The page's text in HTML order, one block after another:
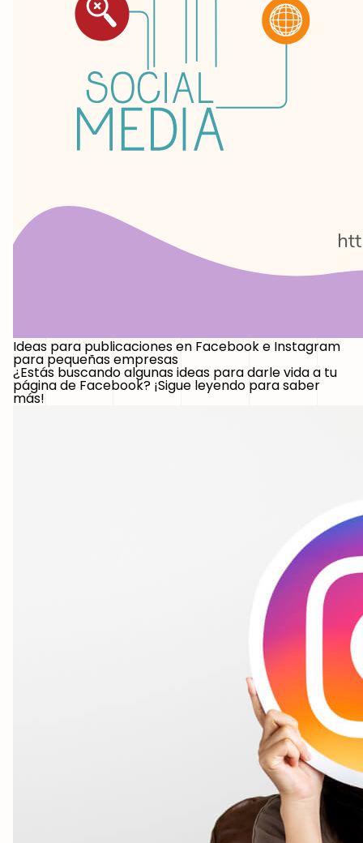
Ideas para publicaciones en Facebook e Instagram
para pequeñas empresas
¿Estás buscando algunas ideas para darle vida a tu
página de Facebook? ¡Sigue leyendo para saber
más!